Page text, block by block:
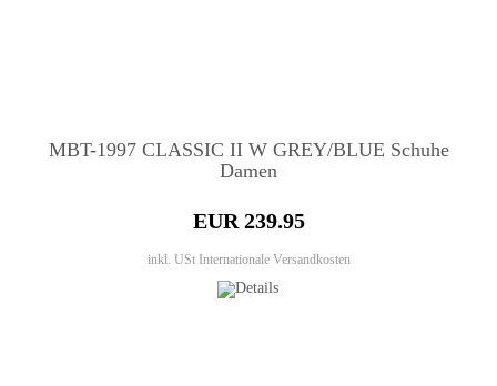
MBT-1997 CLASSIC II W GREY/BLUE Schuhe
Damen
EUR 239.95
inkl. USt Internationale Versandkosten